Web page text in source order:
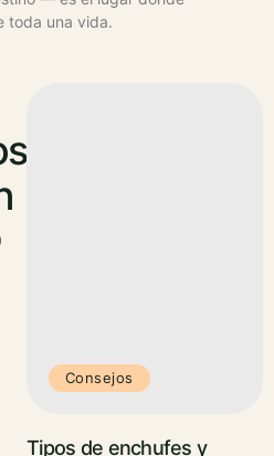
toda una vida.
Consejos
Tipos de enchufes y